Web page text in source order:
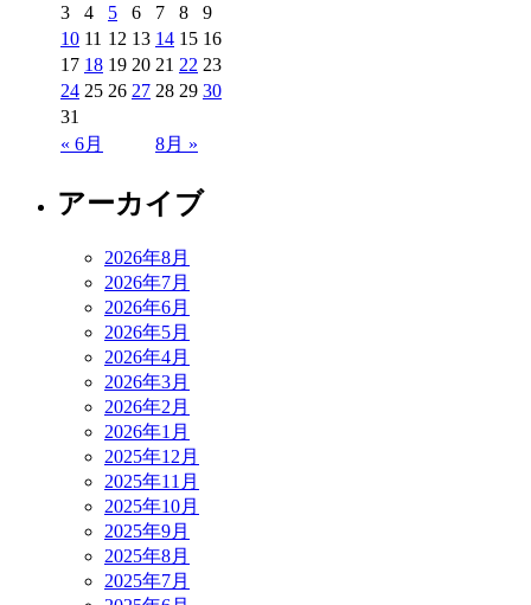
« 6月 8月 »
3
4 5 6 7 8
9
10 11 12 13 14 15 16
17 18 19 20 21 22 23
24 25 26 27 28 29 30
31
アーカイブ
2026年8月
2026年7月
2026年6月
2026年5月
2026年4月
2026年3月
2026年2月
2026年1月
2025年12月
2025年11月
2025年10月
2025年9月
2025年8月
2025年7月